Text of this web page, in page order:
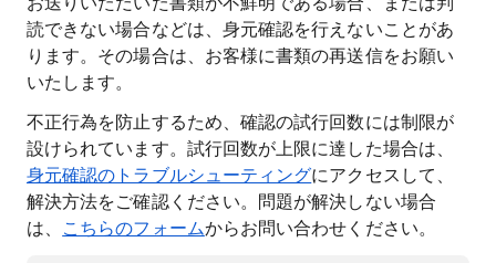
読できない場合などは、身元確認を行えないことがあ
ります。その場合は、お客様に書類の再送信をお願い
いたします。
不正行為を防止するため、確認の試行回数には制限が
設けられています。試行回数が上限に達した場合は、
身元確認のトラブルシューティングにアクセスして、
解決方法をご確認ください。問題が解決しない場合
は、 こちらのフォームからお問い合わせください。